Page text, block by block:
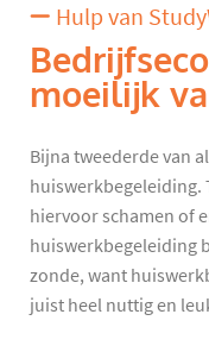
Hulp van
moeilijk
Bijna tweederde van
huiswerkbegeleiding.
hiervoor schamen of
huiswerkbegeleiding
zonde, want
juist heel nuttig en